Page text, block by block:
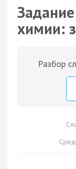
химии:
Разбор